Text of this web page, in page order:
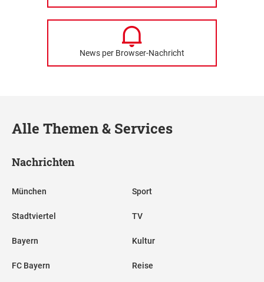
News per Browser-Nachricht
Alle Themen & Services
Nachrichten
München
Stadtviertel
Bayern
FC Bayern
Sport
TV
Kultur
Reise